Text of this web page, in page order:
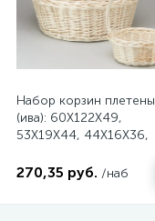
Набор корзин
(ива): 60X122X49,
53X19X44, 44X16X36,
выбелен, арт.
270,35 руб. /наб